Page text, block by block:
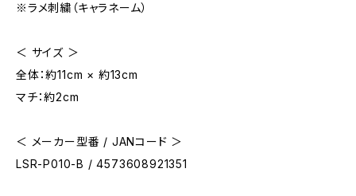
※ラメ刺繍（キャラネーム）
＜ サイズ ＞
全体：約11cm × 約13cm
マチ：約2cm
＜ メーカー型番 / JANコード ＞
LSR-P010-B / 4573608921351